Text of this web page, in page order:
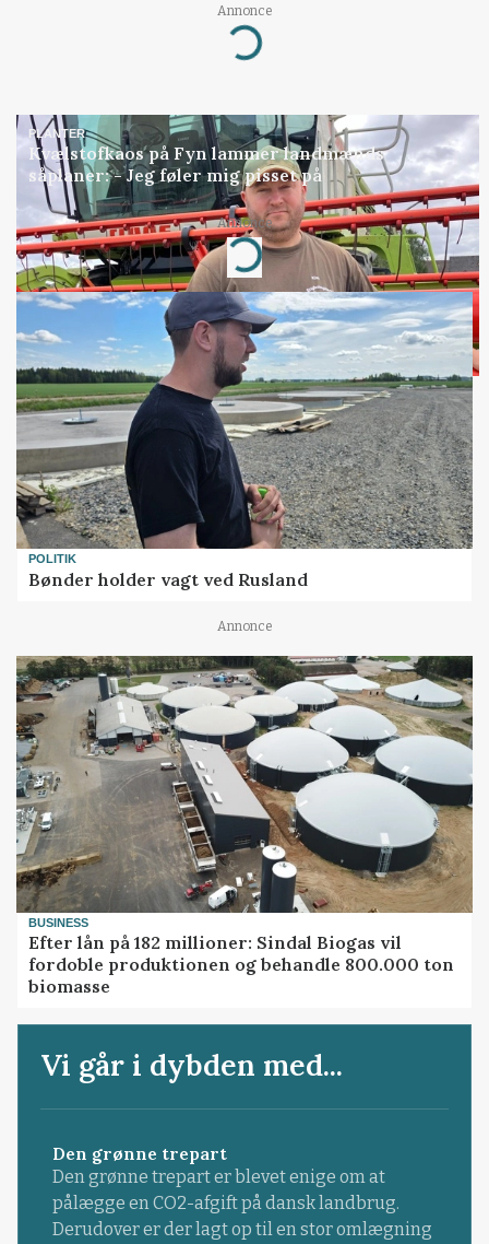
Annonce
Loading...
PLANTER
Kvælstofkaos på Fyn lammer landmænds
såplaner: - Jeg føler mig pisset på
Annonce
Loading...
POLITIK
Bønder holder vagt ved Rusland
Annonce
BUSINESS
Efter lån på 182 millioner: Sindal Biogas vil
fordoble produktionen og behandle 800.000 ton
biomasse
Vi går i dybden med...
Den grønne trepart
Den grønne trepart er blevet enige om at
pålægge en CO2-afgift på dansk landbrug.
Derudover er der lagt op til en stor omlægning